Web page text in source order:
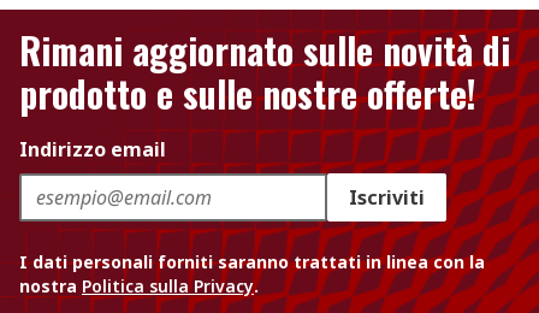
Rimani aggiornato sulle novità di
prodotto e sulle nostre offerte!
Indirizzo email
Iscriviti
I dati personali forniti saranno trattati in linea con la
nostra Politica sulla Privacy.